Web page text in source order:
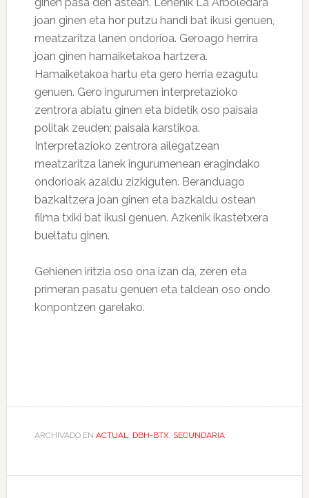
joan ginen eta hor putzu handi bat ikusi genuen,
meatzaritza lanen ondorioa. Geroago herrira
joan ginen hamaiketakoa hartzera.
Hamaiketakoa hartu eta gero herria ezagutu
genuen. Gero ingurumen interpretazioko
zentrora abiatu ginen eta bidetik oso paisaia
politak zeuden; paisaia karstikoa.
Interpretazioko zentrora ailegatzean
meatzaritza lanek ingurumenean eragindako
ondorioak azaldu zizkiguten. Beranduago
bazkaltzera joan ginen eta bazkaldu ostean
filma txiki bat ikusi genuen. Azkenik ikastetxera
bueltatu ginen.
Gehienen iritzia oso ona izan da, zeren eta
primeran pasatu genuen eta taldean oso ondo
konpontzen garelako.
ARCHIVADO EN:ACTUAL DBH-BTX, SECUNDARIA